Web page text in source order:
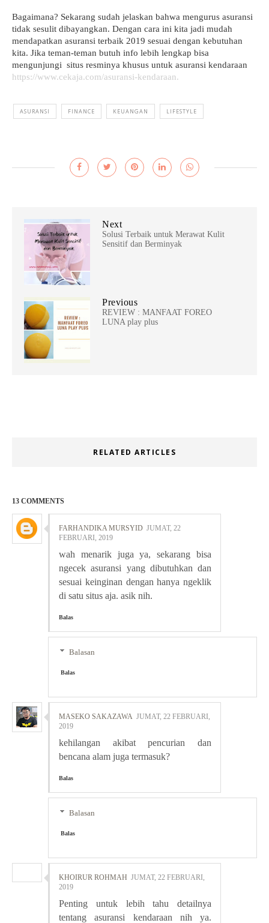
Bagaimana? Sekarang sudah jelaskan bahwa mengurus asuransi
tidak sesulit dibayangkan. Dengan cara ini kita jadi mudah
mendapatkan asuransi terbaik 2019 sesuai dengan kebutuhan
kita. Jika teman-teman butuh info lebih lengkap bisa
https://www.cekaja.com/asuransi-kendaraan.
ASURANSI FINANCE KEUANGAN LIFESTYLE
Next
Solusi Terbaik untuk Merawat Kulit
Sensitif dan Berminyak
Previous
REVIEW : MANFAAT FOREO
LUNA play plus
RELATED ARTICLES
13 COMMENTS
FARHANDIKA MURSYID JUMAT, 22
FEBRUARI, 2019
wah menarik juga ya, sekarang bisa
ngecek asuransi yang dibutuhkan dan
sesuai keinginan dengan hanya ngeklik
di satu situs aja. asik nih.
Balas
Balasan
Balas
MASEKO SAKAZAWA JUMAT, 22 FEBRUARI,
2019
kehilangan akibat pencurian dan
bencana alam juga termasuk?
Balas
Balasan
Balas
KHOIRUR ROHMAH JUMAT, 22 FEBRUARI,
2019
Penting untuk lebih tahu detailnya
tentang asuransi kendaraan nih ya.